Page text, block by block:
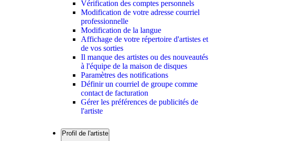
Vérification des comptes personnels
Modification de votre adresse courriel
professionnelle
Modification de la langue
Affichage de votre répertoire d'artistes et
de vos sorties
Il manque des artistes ou des nouveautés
à l'équipe de la maison de disques
Paramètres des notifications
Définir un courriel de groupe comme
contact de facturation
Gérer les préférences de publicités de
l'artiste
Profil de l'artiste